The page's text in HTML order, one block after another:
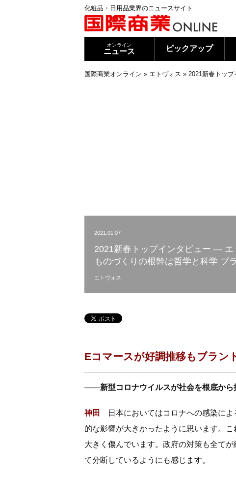
化粧品・日用品業界のニュースサイト
オンライン
ニュース ピックアップ
国際商業オンライン » エトヴォス » 2021新春トッ
2021.01.07
2021新春トップインタビュー ―
ものづくりの根幹は哲学と科学 ブ
エトヴォス
Eコマースが好調推移もブラン
――新型コロナウイルスが社会を根底か
神田
日本においてはコロナへの感染によ
的な影響が大きかったように思います。
大きく傷んでいます。政府の対策も全て
て分断しているようにも感じます。